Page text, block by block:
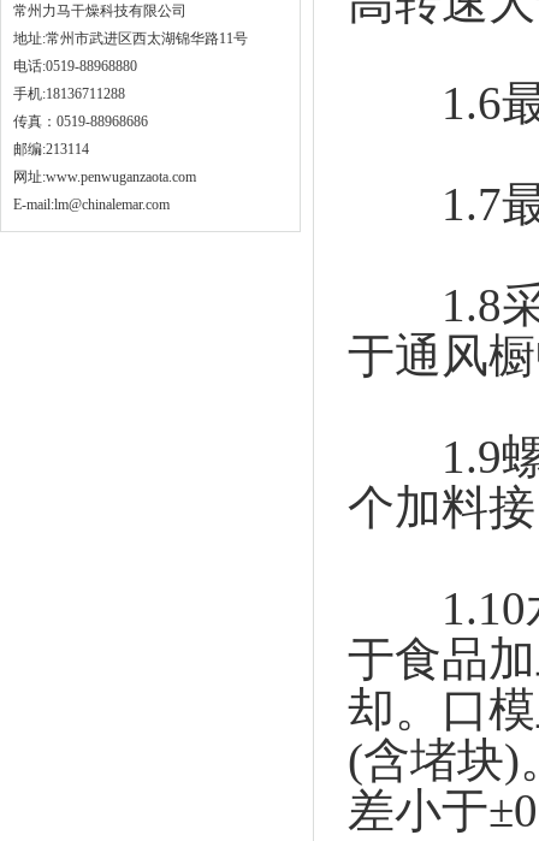
常州力马干燥科技有限公司
地址:常州市武进区西太湖锦华路11号
电话:0519-88968880
手机:18136711288
传真：0519-88968686
邮编:213114
网址:www.penwuganzaota.com
E-mail:lm@chinalemar.com
1.6最
1.7最
1.8采
于通风
1.9螺
个加料
1.10水
于食品
却。口
(含堵块)
差小于